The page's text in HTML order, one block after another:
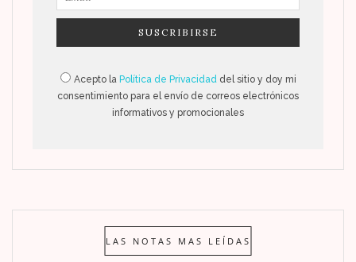
Acepto la Política de Privacidad del sitio y doy mi
consentimiento para el envío de correos electrónicos
informativos y promocionales
LAS NOTAS MAS LEÍDAS